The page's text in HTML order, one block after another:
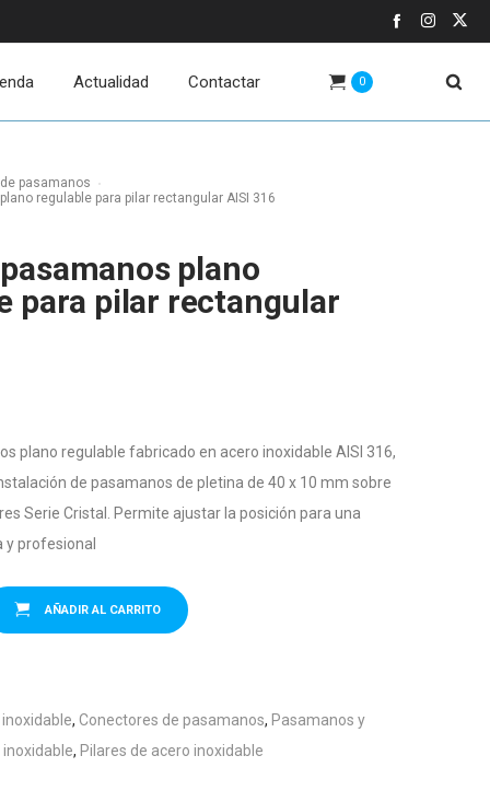
Actualidad Contactar 0
pasamanos
regulable para pilar rectangular AISI 316
plano
para pilar rectangular
plano regulable fabricado en acero inoxidable AISI 316,
de pasamanos de pletina de 40 x 10 mm sobre
Serie Cristal. Permite ajustar la posición para una
y profesional
AÑADIR AL CARRITO
, Conectores de pasamanos, Pasamanos y
, Pilares de acero inoxidable